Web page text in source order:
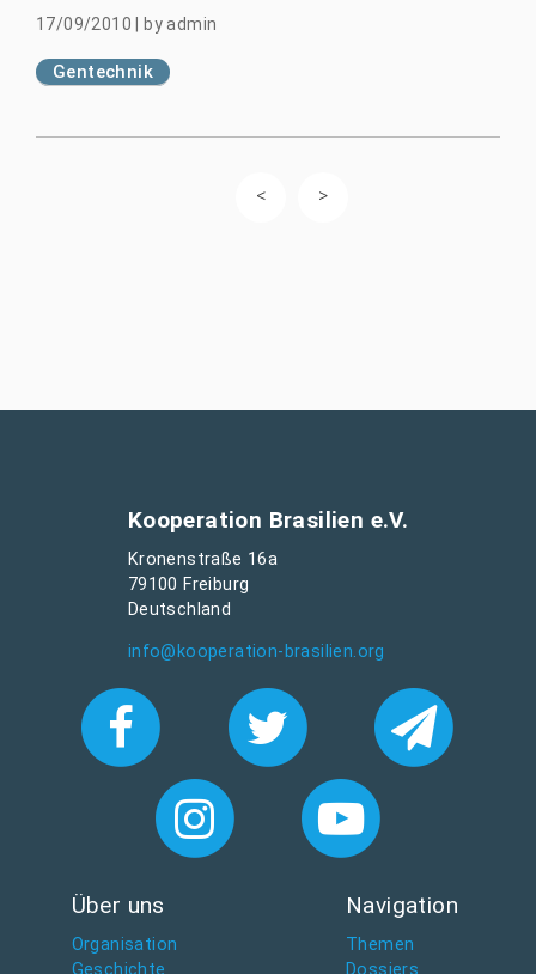
17/09/2010 byadmin
Gentechnik
Kooperation Brasilien e.V.
Kronenstraße 16a
79100 Freiburg
Deutschland
info@kooperation-brasilien.org
Über uns
Organisation
Navigation
Themen